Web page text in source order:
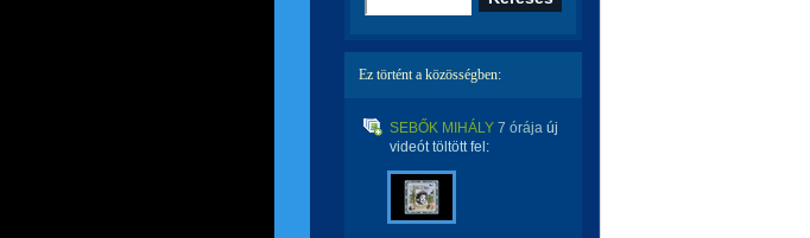
Ez történt a közösségben:
SEBŐK MIHÁLY 7 órája új
videót töltött fel: